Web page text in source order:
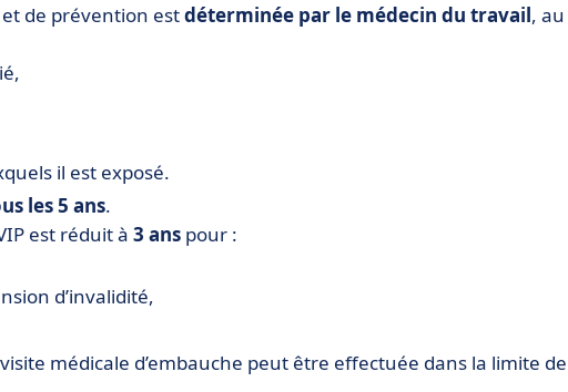
de prévention estdéterminée par le médecin du travail, au
il est exposé.
les 5 ans.
est réduit à 3 ans pour :
d’invalidité,
médicale d’embauche peut être effectuée dans la limite de